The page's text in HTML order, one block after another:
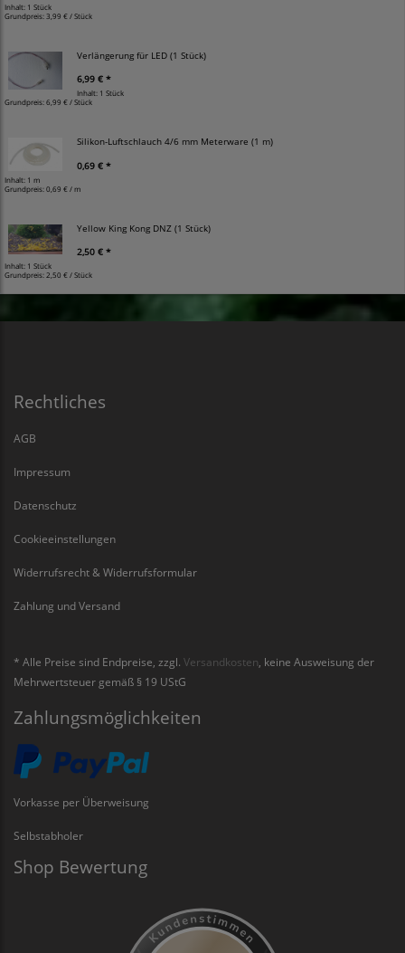
Inhalt: 1 Stück
Grundpreis:3,99 € / Stück
Verlängerung für LED (1 Stück)
6,99 € *
Inhalt: 1 Stück
Grundpreis:6,99 € / Stück
Silikon-Luftschlauch 4/6 mm Meterware (1 m)
0,69 € *
Inhalt: 1 m
Grundpreis:0,69 € / m
Yellow King Kong DNZ (1 Stück)
2,50 € *
Inhalt: 1 Stück
Grundpreis: 2,50 € / Stück
Rechtliches
AGB
Impressum
Datenschutz
Cookieeinstellungen
Widerrufsrecht & Widerrufsformular
Zahlung und Versand
* Alle Preise sind Endpreise, zzgl. Versandkosten , keine Ausweisung der
Mehrwertsteuer gemäß § 19 UStG
Zahlungsmöglichkeiten
Vorkasse per Überweisung
Selbstabholer
Shop Bewertung